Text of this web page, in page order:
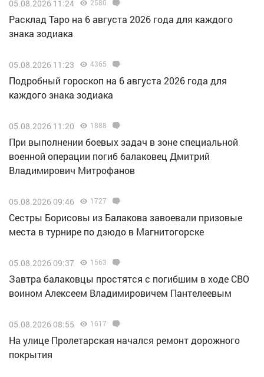
05.08.2026 11:24 2580
Расклад Таро на 6 августа 2026 года для каждого
знака зодиака
05.08.2026 11:23 4365
Подробный гороскоп на 6 августа 2026 года для
каждого знака зодиака
05.08.2026 11:20 1888
При выполнении боевых задач в зоне специальной
военной операции погиб балаковец Дмитрий
Владимирович Митрофанов
05.08.2026 09:46 1727
Сестры Борисовы из Балакова завоевали призовые
места в турнире по дзюдо в Магнитогорске
05.08.2026 09:37 1563
Завтра балаковцы простятся с погибшим в ходе СВО
воином Алексеем Владимировичем Пантелеевым
05.08.2026 08:55 1617
На улице Пролетарская начался ремонт дорожного
покрытия